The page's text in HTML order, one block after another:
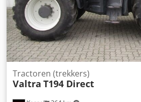
Tractoren (trekkers)
Valtra T194 Direct